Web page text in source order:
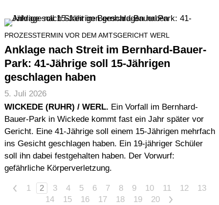
PROZESSTERMIN VOR DEM AMTSGERICHT WERL
Anklage nach Streit im Bernhard-Bauer-
Park: 41-Jährige soll 15-Jährigen
geschlagen haben
5. Juli 2026
WICKEDE (RUHR) / WERL. Ein Vorfall im Bernhard-
Bauer-Park in Wickede kommt fast ein Jahr später vor
Gericht. Eine 41-Jährige soll einem 15-Jährigen mehrfach
ins Gesicht geschlagen haben. Ein 19-jähriger Schüler
soll ihn dabei festgehalten haben. Der Vorwurf:
gefährliche Körperverletzung.
< 1 2 3 4 5 6 7 8 9 10 11 12
13
14
15 16 17 18 19 20 >